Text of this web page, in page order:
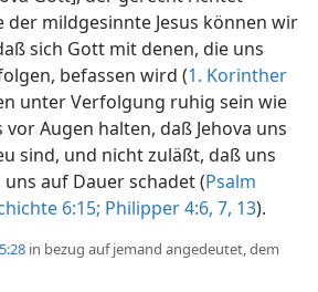
der mildgesinnte Jesus können wir
sich Gott mit denen, die uns
befassen wird (1. Korinther
unter Verfolgung ruhig sein wie
Augen halten, daß Jehova uns
sind, und nicht zuläßt, daß uns
auf Dauer schadet (Psalm
6:15; Philipper 4:6, 7, 13).
in bezug auf jemand angedeutet, dem